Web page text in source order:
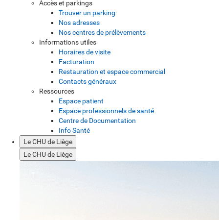
Accès et parkings
Trouver un parking
Nos adresses
Nos centres de prélèvements
Informations utiles
Horaires de visite
Facturation
Restauration et espace commercial
Contacts généraux
Ressources
Espace patient
Espace professionnels de santé
Centre de Documentation
Info Santé
Le CHU de Liège
Le CHU de Liège